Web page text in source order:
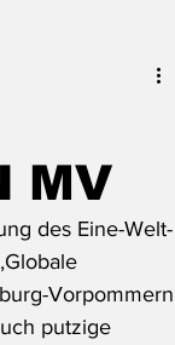
MV
des Eine-Welt-
Vorpommern
putzige